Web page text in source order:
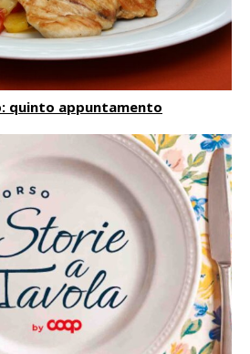
quinto appuntamento